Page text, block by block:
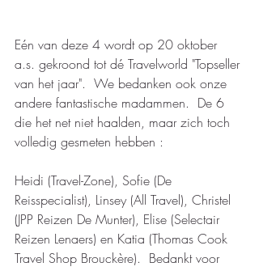
Eén van deze 4 wordt op 20 oktober
a.s. gekroond tot dé Travelworld "Topseller
van het jaar".  We bedanken ook onze
andere fantastische madammen.  De 6
die het net niet haalden, maar zich toch
volledig gesmeten hebben :
Heidi (Travel-Zone), Sofie (De
Reisspecialist), Linsey (All Travel), Christel
(JPP Reizen De Munter), Elise (Selectair
Reizen Lenaers) en Katia (Thomas Cook
Travel Shop Brouckère).  Bedankt voor